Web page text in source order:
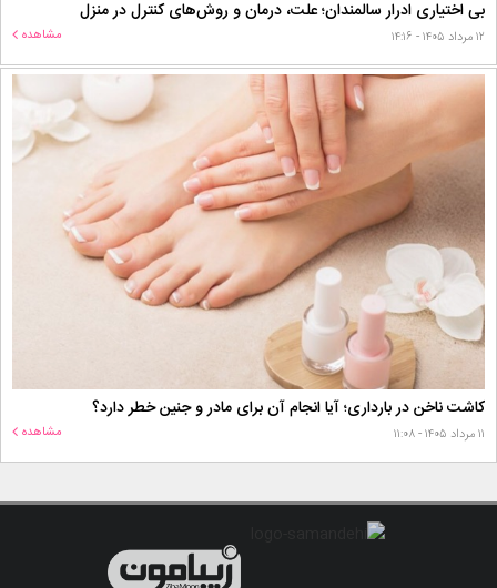
بی اختیاری ادرار سالمندان؛ علت، درمان و روش‌های کنترل در منزل
۱۲ مرداد ۱۴۰۵ - ۱۴:۱۶ مشاهده
کاشت ناخن در بارداری؛ آیا انجام آن برای مادر و جنین خطر دارد؟
۱۱ مرداد ۱۴۰۵ - ۱۱:۰۸ مشاهده